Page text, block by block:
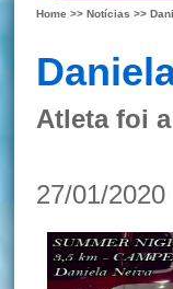
Home >> Notícias >>
Atleta foi
27/01/